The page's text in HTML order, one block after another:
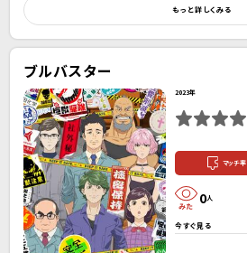
もっと詳しくみる
ブルバスター
2023年
マッチ率
0人
今すぐ見る